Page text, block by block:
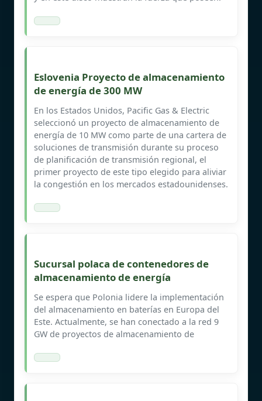
Eslovenia Proyecto de almacenamiento
de energía de 300 MW
En los Estados Unidos, Pacific Gas & Electric
seleccionó un proyecto de almacenamiento de
energía de 10 MW como parte de una cartera de
soluciones de transmisión durante su proceso
de planificación de transmisión regional, el
primer proyecto de este tipo elegido para aliviar
la congestión en los mercados estadounidenses.
Sucursal polaca de contenedores de
almacenamiento de energía
Se espera que Polonia lidere la implementación
del almacenamiento en baterías en Europa del
Este. Actualmente, se han conectado a la red 9
GW de proyectos de almacenamiento de